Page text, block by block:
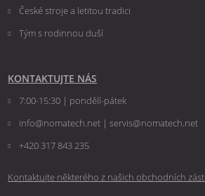
České stroje a letitou tradici
Tým s rodinnou duší
KONTAKTUJTE NÁS
7:00-15:30 | pondělí-pátek
info@nomatech.net | servis@nomatech.net
+420 317 843 235
Kontaktujte některého z našich obchodních